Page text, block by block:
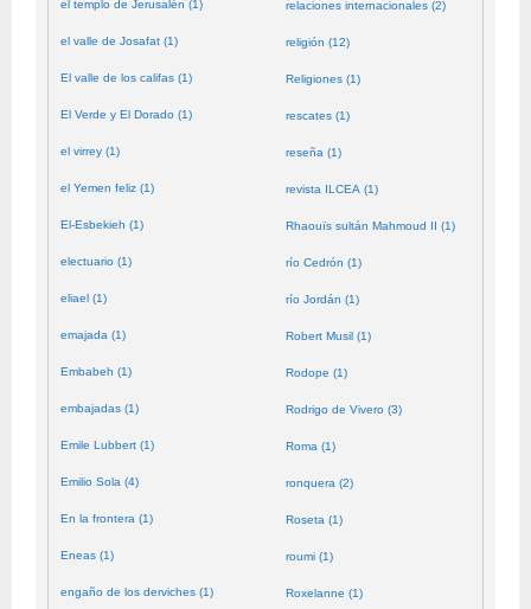
el templo de Jerusalén (1)
el valle de Josafat (1)
El valle de los califas (1)
El Verde y El Dorado (1)
el virrey (1)
el Yemen feliz (1)
El-Esbekieh (1)
electuario (1)
eliael (1)
emajada (1)
Embabeh (1)
embajadas (1)
Emile Lubbert (1)
Emilio Sola (4)
En la frontera (1)
Eneas (1)
engaño de los derviches (1)
relaciones internacionales (2)
religión (12)
Religiones (1)
rescates (1)
reseña (1)
revista ILCEA (1)
Rhaouïs sultán Mahmoud II (1)
río Cedrón (1)
río Jordán (1)
Robert Musil (1)
Rodope (1)
Rodrigo de Vivero (3)
Roma (1)
ronquera (2)
Roseta (1)
roumi (1)
Roxelanne (1)